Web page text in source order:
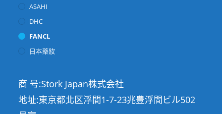
ASAHI
DHC
FANCL
日本藥妝
商 号:Stork Japan株式会社
地址:東京都北区浮間1-7-23兆豊浮間ビル502